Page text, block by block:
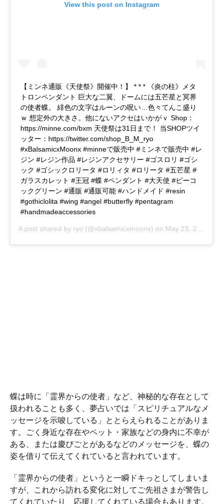
View this post on Instagram
【ミンネ通販《天使祭》開催中！】 * * * 《炎の柱》メタ
トロンペンダント 巨大な二翼、ドームには五芒星と冥界
の使者蝶。 緋色の文字はルーンの呪い…色々てんこ盛り
ｗ 想定外の大きさ。他にないアクセはいかがｖ Shop：
https://minne.com/bxm 天使祭は31日まで！ 当SHOPツイ
ッター：https://twitter.com/shop_B_M_ryo
#xBalsamicxMoonx #minneで販売中 #ミンネで販売中 #レ
ジン #レジン作品 #レジンアクセサリー #ゴスロリ #ゴシ
ック #ゴシックロリータ #ロリィタ #ロリータ #五芒星 #
ガラスカレット #王冠 #蝶 #ペンダント #大天使 #ピーコ
ックグリーン #通販 #通販可能 #ハンドメイド #resin
#gothiclolita #wing #angel #butterfly #pentagram
#handmadeaccessories
A post shared by ryo (@xbalsamicxmoonx) on May 23, 2018 at 5:31am PDT
蝶は時に「霊界からの使者」など、神秘的な存在として
扱われることも多く、夢占いでは「スピリチュアルなメ
ッセージを示唆している」ととらえられることがありま
す。ごく身近な存在やペット・家族などの身内に不幸が
ある、または慶びごとがあるなどのメッセージを、蝶の
姿を借りて伝えてくれていると言われています。
「霊界からの使者」というと一瞬ドキっとしてしまいま
すが、これから訪れる変化に対してご先祖さまが警告し
てくれていたり、応援してくれている場合もあります。